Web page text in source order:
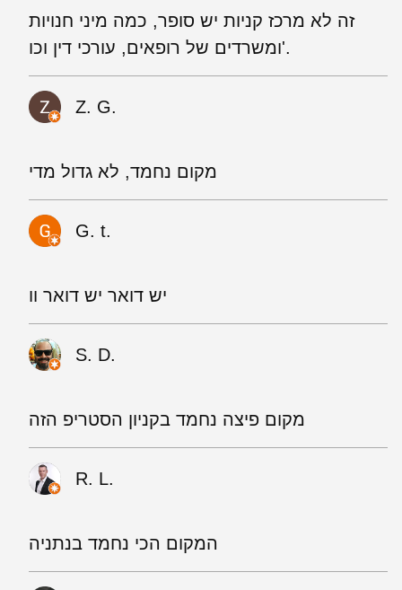
זה לא מרכז קניות יש סופר, כמה מיני חנויות
ומשרדים של רופאים, עורכי דין וכו'.
Z. G.
מקום נחמד, לא גדול מדי
G. t.
יש דואר יש דואר וו
S. D.
מקום פיצה נחמד בקניון הסטריפ הזה
R. L.
המקום הכי נחמד בנתניה